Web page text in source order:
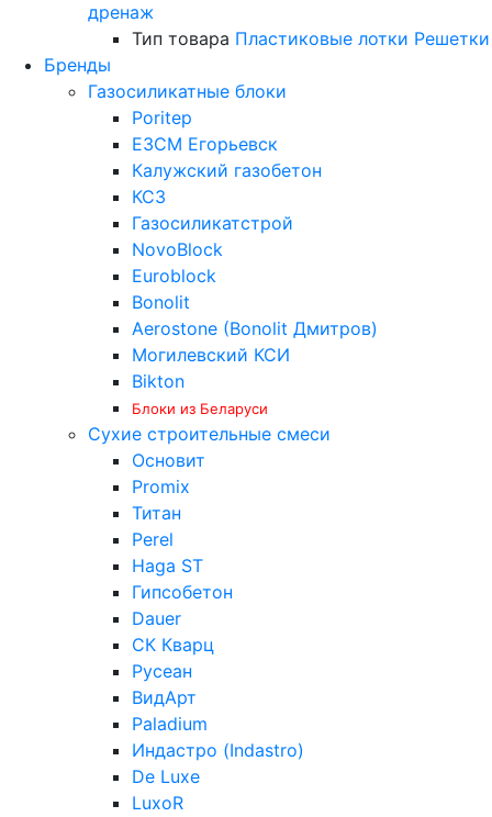
дренаж
Тип товара Пластиковые лотки Решетки
Бренды
Газосиликатные блоки
Poritep
ЕЗСМ Егорьевск
Калужский газобетон
КСЗ
Газосиликатстрой
NovoBlock
Euroblock
Bonolit
Aerostone (Bonolit Дмитров)
Могилевский КСИ
Bikton
Блоки из Беларуси
Сухие строительные смеси
Основит
Promix
Титан
Perel
Haga ST
Гипсобетон
Dauer
СК Кварц
Русеан
ВидАрт
Paladium
Индастро (Indastro)
De Luxe
LuxoR